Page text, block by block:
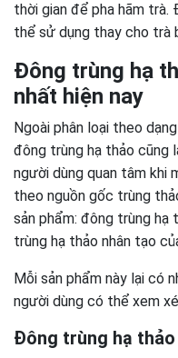
thời gian để pha hãm
thể sử dụng thay cho trà
Đông trùng hạ
nhất hiện nay
Ngoài phân loại theo
đông trùng hạ thảo cũng
người dùng quan tâm khi
theo nguồn gốc trùng
sản phẩm: đông trùng hạ
trùng hạ thảo nhân tạo
Mỗi sản phẩm này lại có
người dùng có thể xem
Đông trùng hạ thảo